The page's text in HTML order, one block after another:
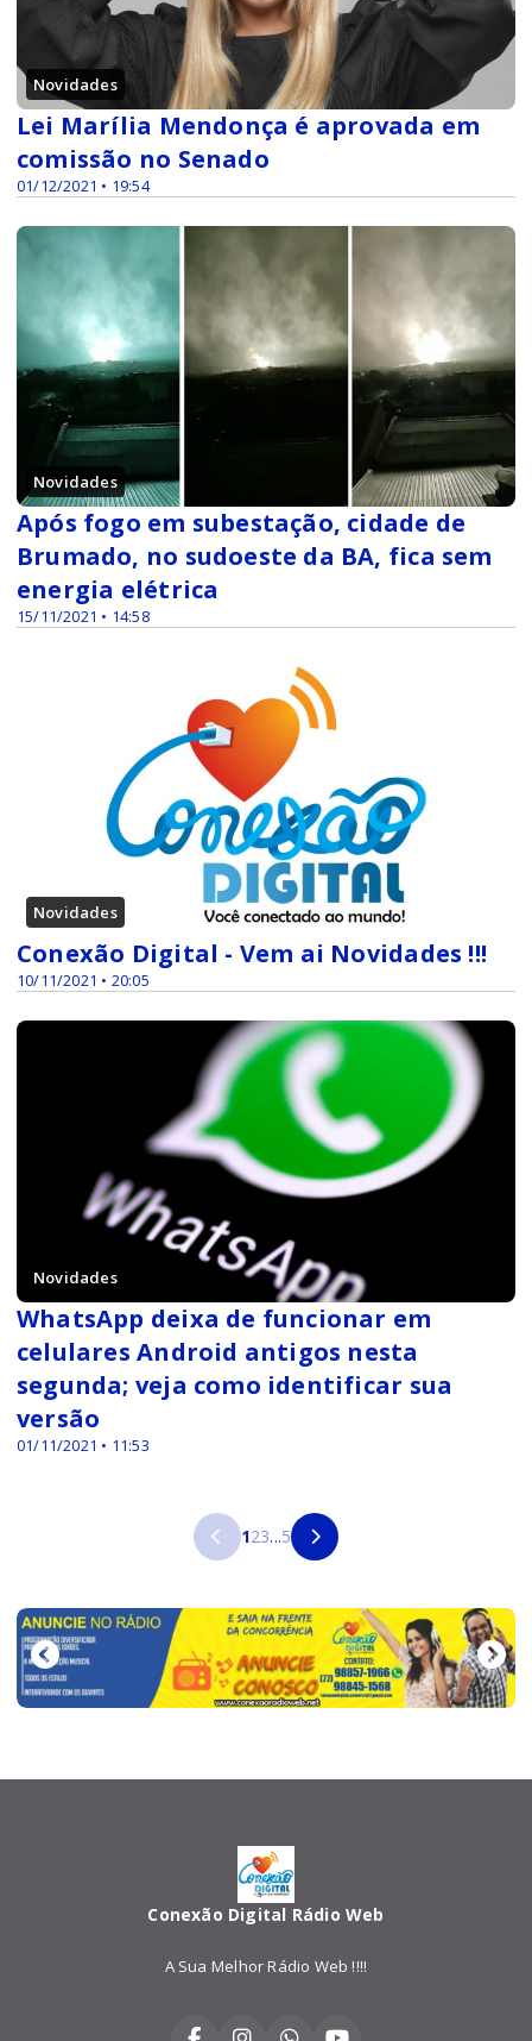
Novidades
01/12/2021 • 19:54
Lei Marília Mendonça é aprovada em
comissão no Senado
Novidades
15/11/2021 • 14:58
Após fogo em subestação, cidade de
Brumado, no sudoeste da BA, fica sem
energia elétrica
Novidades
10/11/2021 • 20:05
Conexão Digital - Vem ai Novidades !!!
Novidades
01/11/2021 • 11:53
WhatsApp deixa de funcionar em
celulares Android antigos nesta
segunda; veja como identificar sua
versão
123...5
Conexão Digital Rádio Web
A Sua Melhor Rádio Web !!!!